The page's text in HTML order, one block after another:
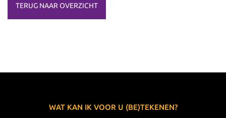
TERUG NAAR OVERZICHT
WAT KAN IK VOOR U (BE)TEKENEN?